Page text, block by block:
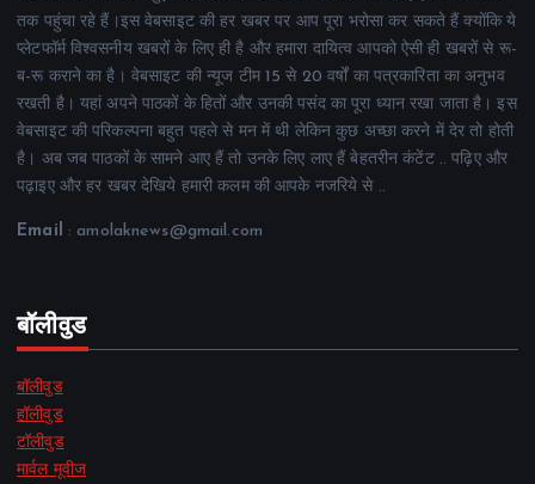
तक पहुंचा रहे हैं।इस वेबसाइट की हर खबर पर आप पूरा भरोसा कर सकते हैं क्योंकि ये
प्लेटफॉर्म विश्वसनीय खबरों के लिए ही है और हमारा दायित्व आपको ऐसी ही खबरों से रू-
ब-रू कराने का है। वेबसाइट की न्यूज टीम 15 से 20 वर्षों का पत्रकारिता का अनुभव
रखती है। यहां अपने पाठकों के हितों और उनकी पसंद का पूरा ध्यान रखा जाता है। इस
वेबसाइट की परिकल्पना बहुत पहले से मन में थी लेकिन कुछ अच्छा करने में देर तो होती
है। अब जब पाठकों के सामने आए हैं तो उनके लिए लाए हैं बेहतरीन कंटेंट .. पढ़िए और
पढ़ाइए और हर खबर देखिये हमारी कलम की आपके नजरिये से ..
Email : amolaknews@gmail.com
बॉलीवुड
बॉलीवुड
हॉलीवुड
टॉलीवुड
मार्वल मूवीज